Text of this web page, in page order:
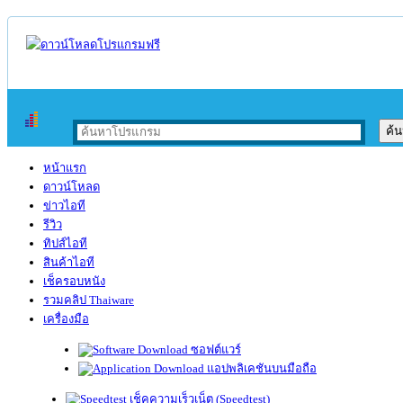
หน้าแรก
ดาวน์โหลด
ข่าวไอที
รีวิว
ทิปส์ไอที
สินค้าไอที
เช็ครอบหนัง
รวมคลิป Thaiware
เครื่องมือ
ซอฟต์แวร์
แอปพลิเคชันบนมือถือ
เช็คความเร็วเน็ต (Speedtest)